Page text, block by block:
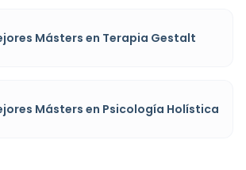
Másters en Terapia Gestalt
Másters en Psicología Holística